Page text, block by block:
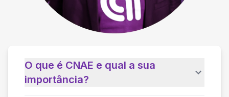
O que é CNAE e qual a sua
importância?